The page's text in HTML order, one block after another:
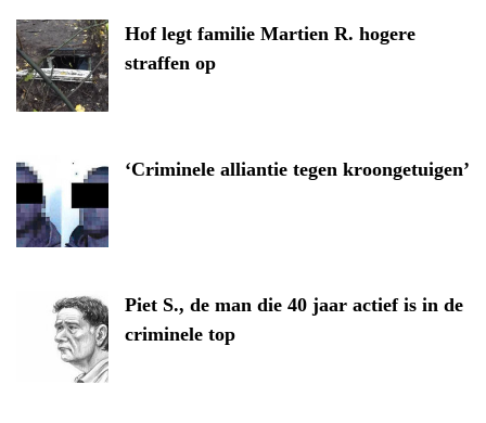
Hof legt familie Martien R. hogere
straffen op
‘Criminele alliantie tegen kroongetuigen’
Piet S., de man die 40 jaar actief is in de
criminele top